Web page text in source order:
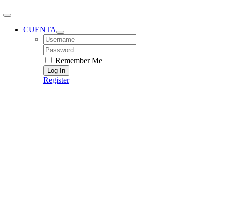
CUENTA
Username:
Password:
Remember Me
Register